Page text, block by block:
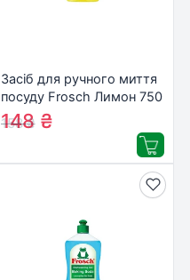
Засіб для ручного миття
посуду Frosch Лимон 750
мл (4009175945808)
158₴
148 ₴